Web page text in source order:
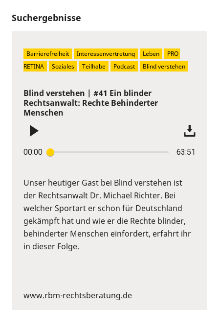
Suchergebnisse
Blind verstehen | #41 Ein blinder
Rechtsanwalt: Rechte Behinderter
Menschen
00:00 63:51
Unser heutiger Gast bei Blind verstehen ist
der Rechtsanwalt Dr. Michael Richter. Bei
welcher Sportart er schon für Deutschland
gekämpft hat und wie er die Rechte blinder,
behinderter Menschen einfordert, erfahrt ihr
in dieser Folge.
www.rbm-rechtsberatung.de
Barrierefreiheit Interessenvertretung Leben
PRO
RETINA
Soziales Teilhabe Podcast Blind verstehen